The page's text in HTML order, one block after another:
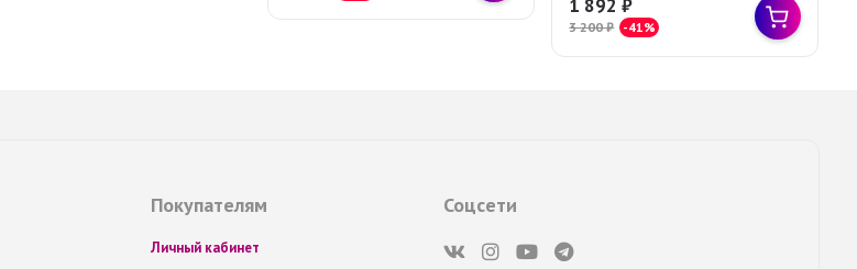
1 892₽
3 200₽ -41%
Покупателям
Личный кабинет
Соцсети